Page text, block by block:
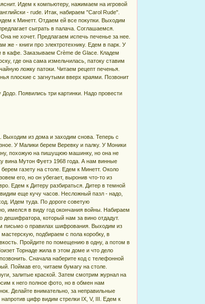
Идем к компьютеру, нажимаем на игровой
- rude. Итак, набираем "Carol Rude".
к Минетт. Отдаем ей все покупки. Выходим
сыграть в палача. Соглашаемся.
не хочет. Предлагаем испечь печенье за нее.
же - книги про электротехнику. Едем в парк. У
кафе. Заказываем Crème de Glace. Кладем
где она сама измельчилась, патоку ставим
ложку патоки. Читаем рецепт печенья.
плоские с загнутыми вверх краями. Позвонит
Появились три картинки. Надо провести
Выходим из дома и заходим снова. Теперь с
У Малики берем Веревку и палку. У Моники
похожую на пишущюю машинку, но она не
вина Мутон Фуетэ 1968 года. А нам винные
газету на столе. Едем к Минетт. Около
его, но он убегает, выронив что-то из
Едем к Дитеру разбираться. Дитер в темной
еще кучу часов. Несложный пазл - надо,
Идем туда. По дороге советую
имелся в виду год окончания войны. Набираем
дешифратора, который нам за вино отдадут.
письмо о правилах шифрования. Выходим из
подбираем с пола коробку, в
Пройдите по помещению в одну, а потом в
Торнаде жила в этом доме и что дело
Сначала наберите код с телефонной
Поймав его, читаем бумагу на столе.
залитые краской. Затем смотрим журнал на
к него полное фото, но в обмен нам
Делайте внимательно, за неправильные
цифр видим стрелки IX, V, III. Едем к